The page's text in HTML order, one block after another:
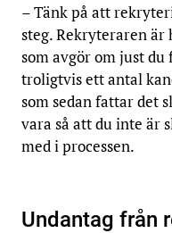
– Tänk på att
steg. Rekryteraren
som avgör om just
troligtvis ett antal
som sedan fattar det
vara så att du inte är
med i processen.
Undantag från